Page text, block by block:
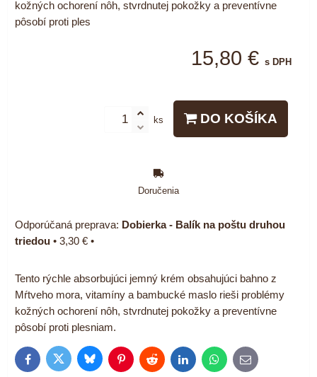
kožných ochorení nôh, stvrdnutej pokožky a preventívne
pôsobí proti ples
15,80 € s DPH
ks DO KOŠÍKA
Doručenia
Dobierka - Balík na poštu druhou
triedou • 3,30 € •
Tento rýchle absorbujúci jemný krém obsahujúci bahno z
Mŕtveho mora, vitamíny a bambucké maslo rieši problémy
kožných ochorení nôh, stvrdnutej pokožky a preventívne
pôsobí proti plesniam.
FacebookTwitter BlueskyPinterestReddit LinkedInWhatsApp
E-
mail